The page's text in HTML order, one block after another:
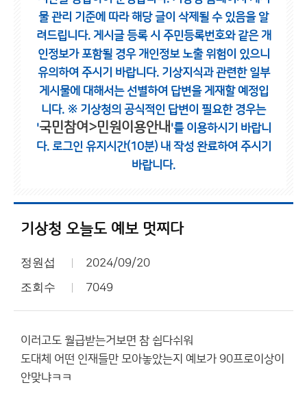
물 관리 기준에 따라 해당 글이 삭제될 수 있음을 알
려드립니다. 게시글 등록 시 주민등록번호와 같은 개
인정보가 포함될 경우 개인정보 노출 위험이 있으니
유의하여 주시기 바랍니다. 기상지식과 관련한 일부
게시물에 대해서는 선별하여 답변을 게재할 예정입
니다. ※ 기상청의 공식적인 답변이 필요한 경우는
'국민참여>민원이용안내 '를 이용하시기 바랍니
다. 로그인 유지시간(10분) 내 작성 완료하여 주시기
바랍니다.
기상청 오늘도 예보 멋찌다
정원섭 2024/09/20
조회수 7049
이러고도 월급받는거보면 참 쉽다쉬워
도대체 어떤 인재들만 모아놓았는지 예보가 90프로이상이
안맞냐ㅋㅋ